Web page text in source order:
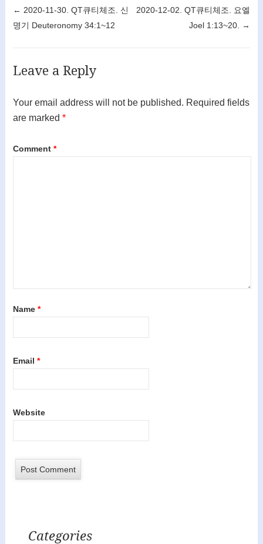
Post navigation
← 2020-11-30. QT큐티체조. 신
명기 Deuteronomy 34:1~12
2020-12-02. QT큐티체조. 요엘
Joel 1:13~20.
→
Leave a Reply
Your email address will not be published. Required fields
are marked *
Comment *
Name *
Email *
Website
Categories